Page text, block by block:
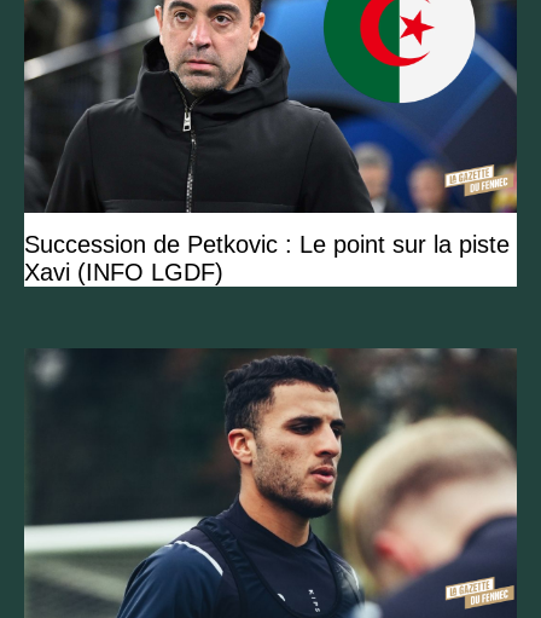
Succession de Petkovic : Le point sur la piste
Xavi (INFO LGDF)